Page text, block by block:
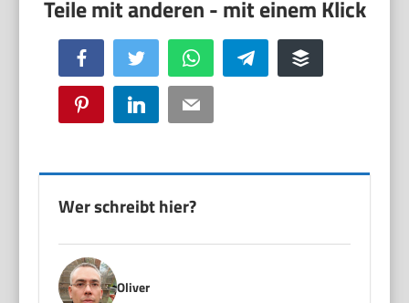
Facebook Twitter WhatsApp Telegram Buffer
Pinterest LinkedIn Email
Wer schreibt hier?
Oliver